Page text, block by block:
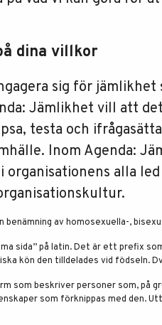
dina villkor
sig för
Jämlikhet vill att
testa och
Inom Agenda:
organisationens alla
benämning av homosexuella-,
sida” på latin. Det är ett prefix
kön den tilldelades vid födseln.
som beskriver personer som, på
som förknippas med den.